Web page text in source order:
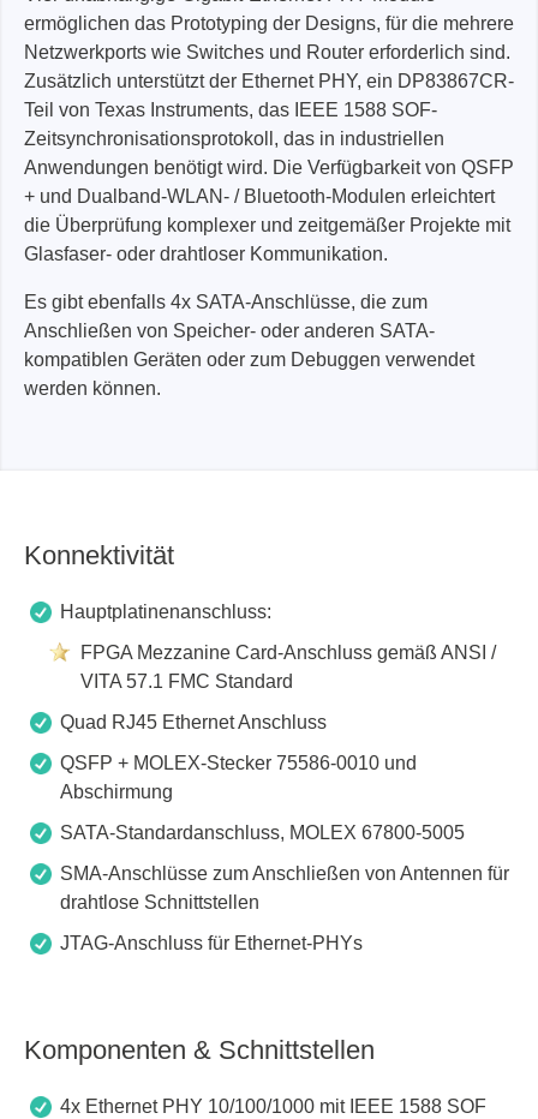
ermöglichen das Prototyping der Designs, für die mehrere
Netzwerkports wie Switches und Router erforderlich sind.
Zusätzlich unterstützt der Ethernet PHY, ein DP83867CR-
Teil von Texas Instruments, das IEEE 1588 SOF-
Zeitsynchronisationsprotokoll, das in industriellen
Anwendungen benötigt wird. Die Verfügbarkeit von QSFP
+ und Dualband-WLAN- / Bluetooth-Modulen erleichtert
die Überprüfung komplexer und zeitgemäßer Projekte mit
Glasfaser- oder drahtloser Kommunikation.
Es gibt ebenfalls 4x SATA-Anschlüsse, die zum
Anschließen von Speicher- oder anderen SATA-
kompatiblen Geräten oder zum Debuggen verwendet
werden können.
Konnektivität
Hauptplatinenanschluss:
FPGA Mezzanine Card-Anschluss gemäß ANSI /
VITA 57.1 FMC Standard
Quad RJ45 Ethernet Anschluss
QSFP + MOLEX-Stecker 75586-0010 und
Abschirmung
SATA-Standardanschluss, MOLEX 67800-5005
SMA-Anschlüsse zum Anschließen von Antennen für
drahtlose Schnittstellen
JTAG-Anschluss für Ethernet-PHYs
Komponenten & Schnittstellen
4x Ethernet PHY 10/100/1000 mit IEEE 1588 SOF